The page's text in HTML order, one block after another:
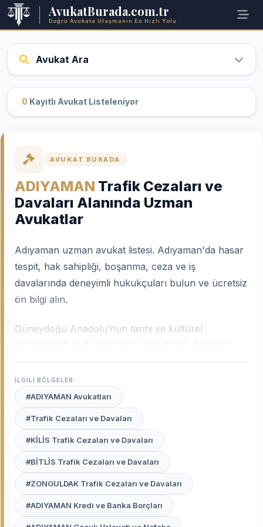
AvukatBurada.com.tr
Doğru Avukata Ulaşmanın En Hızlı Yolu
Avukat Ara
0 Kayıtlı Avukat Listeleniyor
AVUKAT BURADA
ADIYAMAN Trafik Cezaları ve
Davaları Alanında Uzman
Avukatlar
Adıyaman uzman avukat listesi. Adıyaman'da hasar
tespit, hak sahipliği, boşanma, ceza ve iş
davalarında deneyimli hukukçuları bulun ve ücretsiz
ön bilgi alın.
Güneydoğu Anadolu’nun tarihi ve kültürel
gelmiştir. Şehrin tarımsal dokusundan doğan
uyuşmazlıklar, kentsel dönüşüm süreçleri ve afet
sonrası ortaya çıkan hak arama mücadeleleri,
Adıyaman uzman avukatlarının
desteğini hayati kılmaktadır.
Avukat Buradaplatformu, Adıyaman Adliyesi’ndeki
işleyişe hakim, yerel mevzuatı ve Yargıtay’ın güncel
kararlarını yakından takip eden hukukçuları tek bir
çatı altında toplamaktadır.
İLGİLİ BÖLGELER:
#ADIYAMAN Avukatları
#Trafik Cezaları ve Davaları
#KİLİS Trafik Cezaları ve Davaları
#BİTLİS Trafik Cezaları ve Davaları
#ZONGULDAK Trafik Cezaları ve Davaları
#ADIYAMAN Kredi ve Banka Borçları